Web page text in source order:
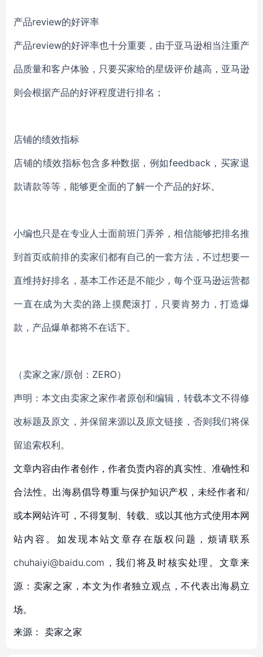
产品review的好评率
产品review的好评率也十分重要，由于亚马逊相当注重产
品质量和客户体验，只要买家给的星级评价越高，亚马逊
则会根据产品的好评程度进行排名；
店铺的绩效指标
店铺的绩效指标包含多种数据，例如feedback，买家退
款请款等等，能够更全面的了解一个产品的好坏。
小编也只是在专业人士面前班门弄斧，相信能够把排名推
到首页或前排的卖家们都有自己的一套方法，不过想要一
直维持好排名，基本工作还是不能少，每个亚马逊运营都
一直在成为大卖的路上摸爬滚打，只要肯努力，打造爆
款，产品爆单都将不在话下。
（卖家之家/原创：ZERO）
声明：本文由卖家之家作者原创和编辑，转载本文不得修
改标题及原文，并保留来源以及原文链接，否则我们将保
留追索权利。
文章内容由作者创作，作者负责内容的真实性、准确性和
合法性。出海易倡导尊重与保护知识产权，未经作者和/
或本网站许可，不得复制、转载、或以其他方式使用本网
站内容。如发现本站文章存在版权问题，烦请联系
chuhaiyi@baidu.com，我们将及时核实处理。文章来
源：卖家之家，本文为作者独立观点，不代表出海易立
场。
来源： 卖家之家